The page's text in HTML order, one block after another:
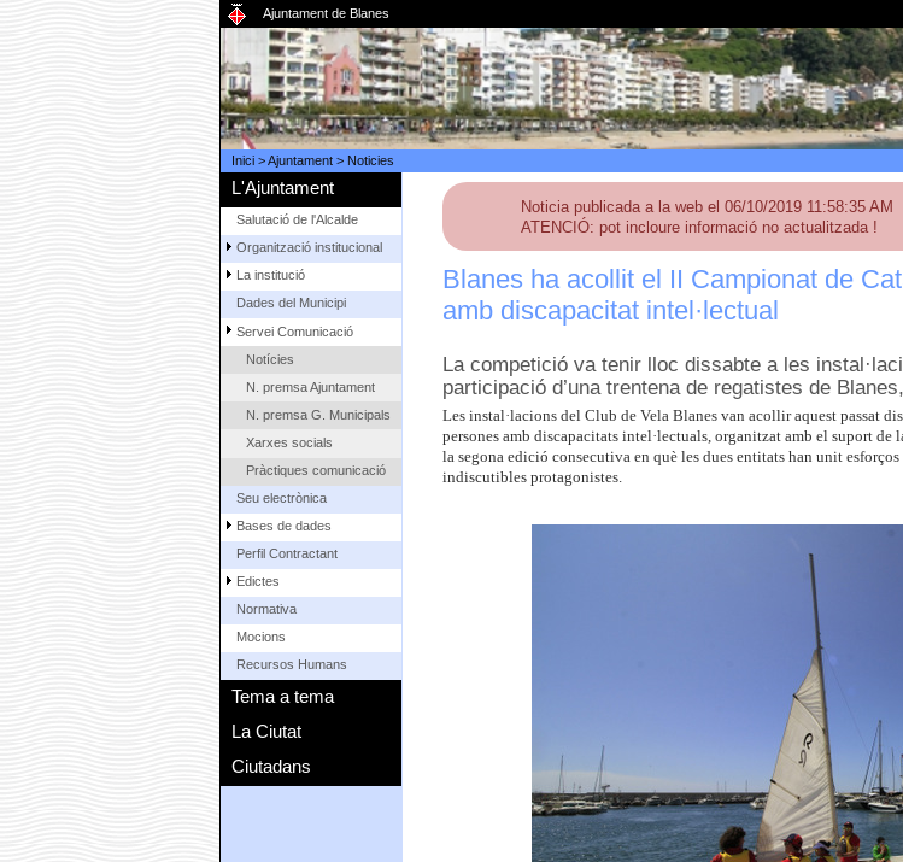
Ajuntament de Blanes
Inici>Ajuntament> Noticies
L'Ajuntament
Salutació de l'Alcalde
Organització institucional
La institució
Dades del Municipi
Servei Comunicació
Notícies
N. premsa Ajuntament
N. premsa G. Municipals
Xarxes socials
Pràctiques comunicació
Seu electrònica
Bases de dades
Perfil Contractant
Edictes
Normativa
Mocions
Recursos Humans
Tema a tema
La Ciutat
Ciutadans
Noticia publicada a la web el 06/10/2019 11:58:35 AM
ATENCIÓ: pot incloure informació no actualitzada !
Blanes ha acollit el II Campionat de
amb discapacitat intel·lectual
La competició va tenir lloc dissabte a les
participació d’una trentena de regatistes de
Les instal·lacions del Club de Vela Blanes van acollir aquest passat
persones amb discapacitats intel·lectuals, organitzat amb el suport
la segona edició consecutiva en què les dues entitats han unit
indiscutibles protagonistes.